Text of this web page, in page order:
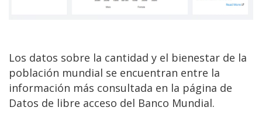
Los datos sobre la cantidad y el bienestar de la
población mundial se encuentran entre la
información más consultada en la página de
Datos de libre acceso del Banco Mundial.